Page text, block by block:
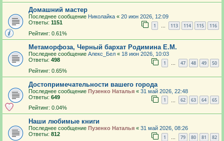
Домашний мастер
Последнее сообщение Николайка « 20 июн 2026, 12:09
Ответы: 1151 1 … 113 114 115 116
Рейтинг: 0.61%
Метаморфоза, Черный бархат Родимина Е.М.
Последнее сообщение Алекс_Бел « 18 июн 2026, 10:03
Ответы: 498 1 … 47 48 49 50
Рейтинг: 0.65%
Достопримечательности вашего города
Последнее сообщение Пузенко Наталья « 31 май 2026, 22:48
Ответы: 649 1 62 63 64 65
Рейтинг: 0.04%
Наши любимые книги
Последнее сообщение Пузенко Наталья « 31 май 2026, 08:26
Ответы: 812 1 … 79 80 81 82